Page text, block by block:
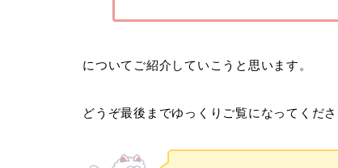
についてご紹介していこうと思います。
どうぞ最後までゆっくりご覧になってくださ